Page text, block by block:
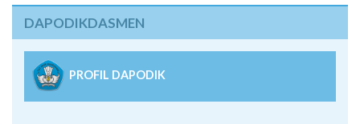
DAPODIKDASMEN
PROFIL DAPODIK